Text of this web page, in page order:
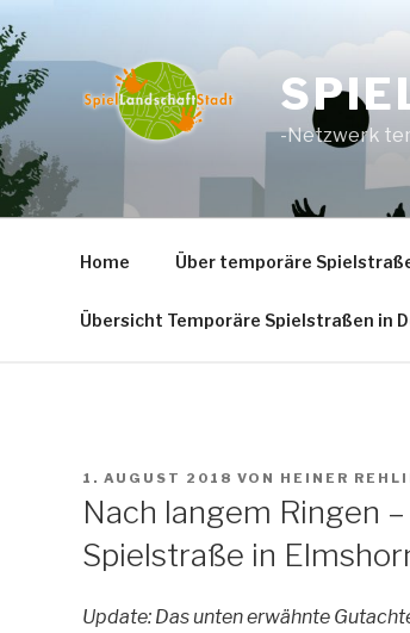
-Netzwerk
Home Über temporäre
Übersicht Temporäre Spielstraßen in
VERÖFFENTLICHT
1. AUGUST 2018 VON HEINER
Nach langem Ringen
Spielstraße in
Update: Das unten erwähnte